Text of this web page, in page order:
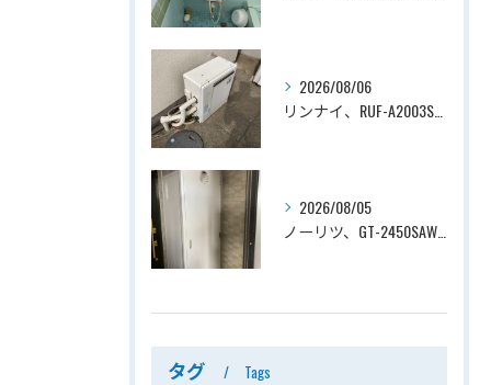
2026/08/06
2026/08/05
タグ Tags